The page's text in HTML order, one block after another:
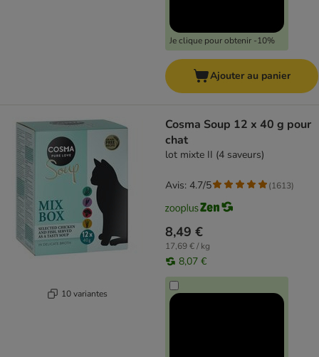
Je clique pour obtenir -10%
Ajouter au panier
10 variantes
Cosma Soup 12 x 40 g pour
chat
lot mixte II (4 saveurs)
8,49 €
17,69 € / kg
8,07 €
Avis: 4.7/5 (1613)